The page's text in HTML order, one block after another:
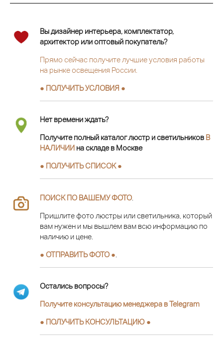
Вы дизайнер интерьера, комплектатор,
архитектор или оптовый покупатель?
Прямо сейчас получите лучшие условия работы
на рынке освещения России.
● ПОЛУЧИТЬ УСЛОВИЯ ●
Нет времени ждать?
Получите полный каталог люстр и светильников В
НАЛИЧИИ на складе в Москве
● ПОЛУЧИТЬ СПИСОК ●
ПОИСК ПО ВАШЕМУ ФОТО
Пришлите фото люстры или светильника, который
вам нужен и мы вышлем вам всю информацию по
наличию и цене.
● ОТПРАВИТЬ ФОТО ●
Остались вопросы?
Получите консультацию менеджера в Telegram
● ПОЛУЧИТЬ КОНСУЛЬТАЦИЮ ●